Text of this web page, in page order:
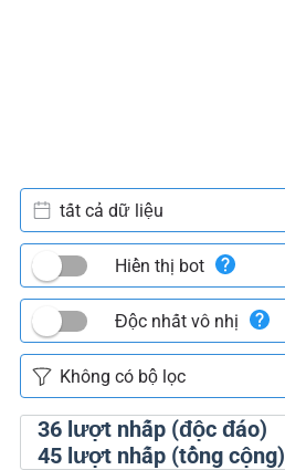
36lượt nhấp (độc đáo)
45lượt nhấp (tổng cộng)
tất cả dữ liệu
Hiển thị bot
Độc nhất vô nhị